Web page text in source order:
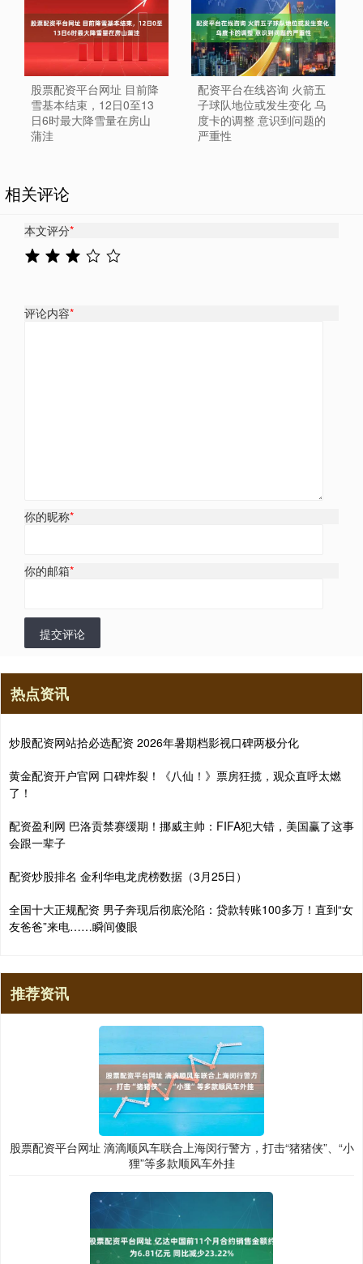
股票配资平台网址 目前降
雪基本结束，12日0至13
日6时最大降雪量在房山
蒲洼
配资平台在线咨询 火箭五
子球队地位或发生变化 乌
度卡的调整 意识到问题的
严重性
相关评论
本文评分*
评论内容*
你的昵称*
你的邮箱*
提交评论
热点资讯
炒股配资网站拾必选配资 2026年暑期档影视口碑两极分化
黄金配资开户官网 口碑炸裂！《八仙！》票房狂揽，观众直呼太燃
了！
配资盈利网 巴洛贡禁赛缓期！挪威主帅：FIFA犯大错，美国赢了这事
会跟一辈子
配资炒股排名 金利华电龙虎榜数据（3月25日）
全国十大正规配资 男子奔现后彻底沦陷：贷款转账100多万！直到“女
友爸爸”来电……瞬间傻眼
推荐资讯
股票配资平台网址 滴滴顺风车联合上海闵行警方，打击“猪猪侠”、“小
狸”等多款顺风车外挂